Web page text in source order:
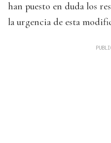
han puesto en duda los
la urgencia de esta